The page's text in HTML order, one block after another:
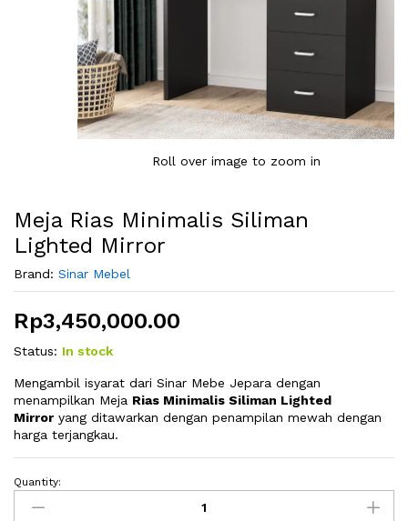
Roll over image to zoom in
Meja Rias Minimalis Siliman
Lighted Mirror
Brand: Sinar Mebel
Rp3,450,000.00
Status: In stock
Mengambil isyarat dari Sinar Mebe Jepara dengan
menampilkan Meja Rias Minimalis Siliman Lighted
Mirror yang ditawarkan dengan penampilan mewah dengan
harga terjangkau.
Meja
Rias
Quantity: